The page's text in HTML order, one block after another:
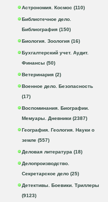
Астрономия. Космос (110)
Библиотечное дело.
Библиография (150)
Биология. Зоология (16)
Бухгалтерский учет. Аудит.
Финансы (50)
Ветеринария (2)
Военное дело. Безопасность
(17)
Воспоминания. Биографии.
Мемуары. Дневники (2387)
География. Геология. Науки о
земле (557)
Деловая литература (18)
Делопроизводство.
Секретарское дело (25)
Детективы. Боевики. Триллеры
(9123)